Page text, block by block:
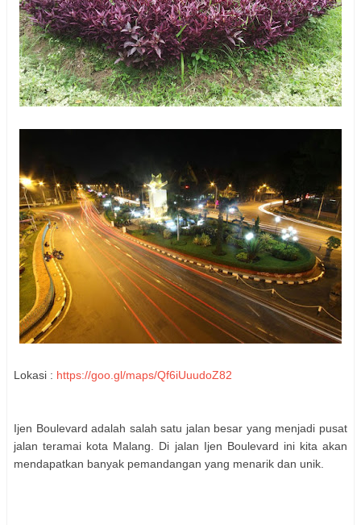
Lokasi : https://goo.gl/maps/Qf6iUuudoZ82
Ijen Boulevard adalah salah satu jalan besar yang menjadi pusat
jalan teramai kota Malang. Di jalan Ijen Boulevard ini kita akan
mendapatkan banyak pemandangan yang menarik dan unik.